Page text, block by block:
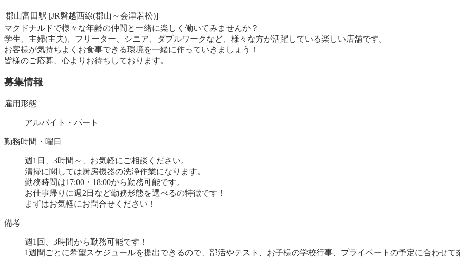
郡山富田駅 [JR磐越西線(郡山～会津若松)]
マクドナルドで様々な年齢の仲間と一緒に楽しく働いてみませんか？
学生、主婦(主夫)、フリーター、シニア、ダブルワークなど、様々な方が活躍している楽しい店舗です。
お客様が気持ちよくお食事できる環境を一緒に作っていきましょう！
皆様のご応募、心よりお待ちしております。
募集情報
雇用形態
アルバイト・パート
勤務時間・曜日
週1日、3時間～、お気軽にご相談ください。
清掃に関しては厨房機器の洗浄作業になります。
勤務時間は17:00・18:00から勤務可能です。
お仕事帰りに週2日など勤務形態を選べるの特徴です！
まずはお気軽にお問合せください！
備考
週1回、3時間から勤務可能です！
1週間ごとに希望スケジュールを提出できるので、部活やテスト、お子様の学校行事、プライベートの予定に合わせて